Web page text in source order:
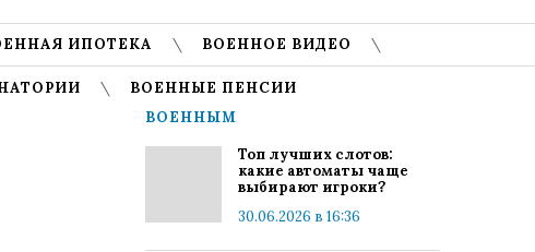
ИПОТЕКА ВОЕННОЕ ВИДЕО
ВОЕННЫЕ ПЕНСИИ
ВОЕННЫМ
Топ лучших слотов:
какие автоматы чаще
выбирают игроки?
30.06.2026 в 16:36